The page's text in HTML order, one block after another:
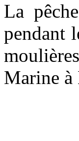
La
pendant
Marine à